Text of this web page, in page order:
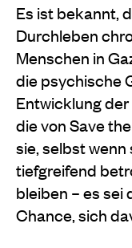
Es ist bekannt,
Durchleben
Menschen in
die psychische
Entwicklung
die von Save
sie, selbst
tiefgreifend
bleiben – es sei
Chance, sich